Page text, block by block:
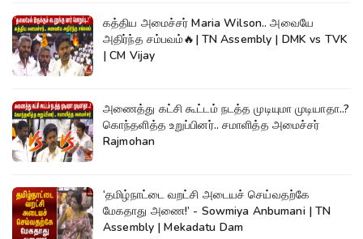
கத்திய அமைச்சர் Maria Wilson.. அவையே
அதிர்ந்த சம்பவம்🔥| TN Assembly | DMK vs TVK
| CM Vijay
அணைத்து கட்சி கூட்டம் நடத்த முடியுமா முடியாதா..?
கொந்தளித்த உறுப்பினர்.. சமாளித்த அமைச்சர்
Rajmohan
‘தமிழ்நாட்டை வறட்சி அடையச் செய்வதற்கே
மேகதாது அணை!’ - Sowmiya Anbumani | TN
Assembly | Mekadatu Dam